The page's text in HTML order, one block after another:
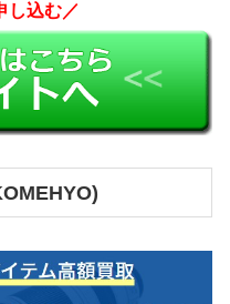
し込む／